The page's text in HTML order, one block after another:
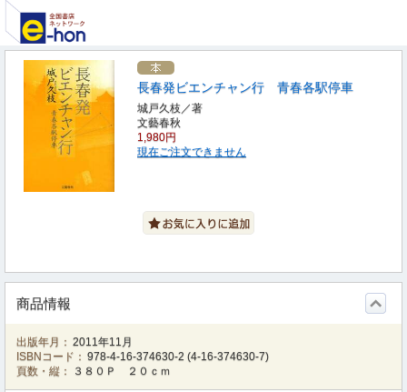
長春発ビエンチャン行 青春各駅停車
城戸久枝／著
文藝春秋
1,980円
現在ご注文できません
商品情報
出版年月： 2011年11月
ISBNコード： 978-4-16-374630-2 (4-16-374630-7)
頁数・縦：
３８０Ｐ ２０ｃｍ